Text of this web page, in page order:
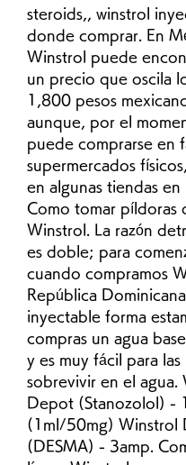
steroids,, winstrol
donde comprar. En
Winstrol puede
un precio que oscila
1,800 pesos
aunque, por el
puede comprarse en
supermercados
en algunas tiendas en
Como tomar píldoras
Winstrol. La razón
es doble; para
cuando compramos
República
inyectable forma
compras un agua
y es muy fácil para las
sobrevivir en el agua.
Depot (Stanozolol) -
(1ml/50mg) Winstrol
(DESMA) - 3amp.